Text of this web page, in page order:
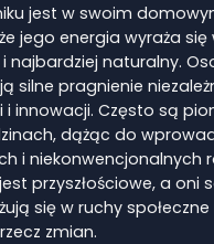
jest w swoim
jego energia wyraża
i najbardziej naturalny.
silne pragnienie
i innowacji. Często są
dążąc do
i niekonwencjonalnych
przyszłościowe, a oni
się w ruchy społeczne
zmian.